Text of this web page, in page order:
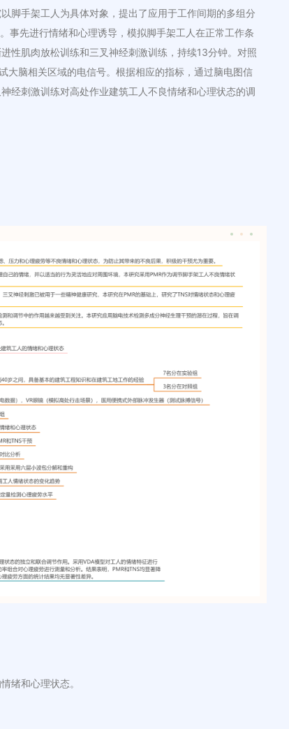
脚手架工人为具体对象，提出了应用于工作间期的多组分
事先进行情绪和心理诱导，模拟脚手架工人在正常工作条
性肌肉放松训练和三叉神经刺激训练，持续13分钟。对照
大脑相关区域的电信号。根据相应的指标，通过脑电图信
经刺激训练对高处作业建筑工人不良情绪和心理状态的调
绪和心理状态。